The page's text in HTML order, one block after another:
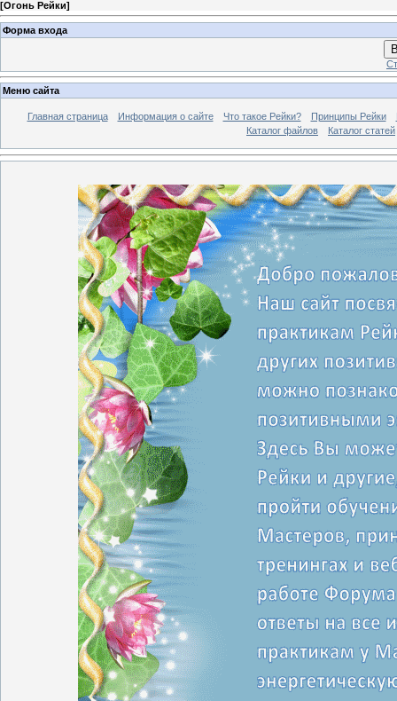
[Огонь Рейки]
Форма входа
Меню сайта
Главная страница Информация о сайте Что такое Рейки? Принципы Рейки
Каталог файлов
Каталог статей